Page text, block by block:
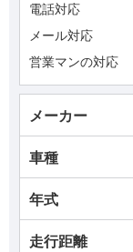
電話対応
メール対応
営業マンの対応
メーカー
車種
年式
走行距離